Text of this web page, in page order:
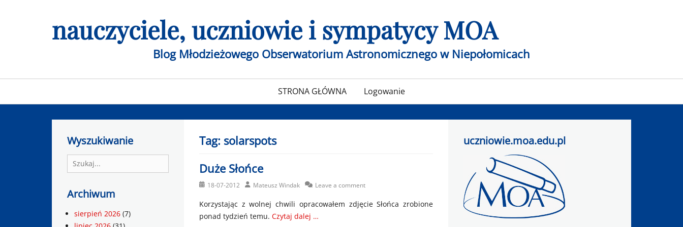
nauczyciele, uczniowie i sympatycy MOA
Blog Młodzieżowego Obserwatorium Astronomicznego w Niepołomicach
menu
STRONA GŁÓWNA Logowanie
Tag: solarspots
Duże Słońce
Posted18-07-2012 AuthorMateusz Windak Leave a comment
Korzystając z wolnej chwili opracowałem zdjęcie Słońca zrobione
ponad tydzień temu. Czytaj dalej …
Wyszukiwanie
Search
for:
Archiwum
sierpień 2026 (7)
uczniowie.moa.edu.pl